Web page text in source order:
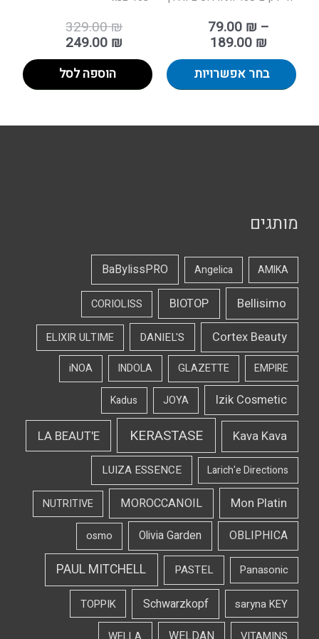
79.00 ₪ –
189.00 ₪
בחר אפשרויות
329.00₪
249.00 ₪
הוספה לסל
מותגים
AMIKA
Angelica
BaBylissPRO
Bellisimo
BIOTOP
CORIOLISS
Cortex Beauty
DANIEL'S
ELIXIR ULTIME
EMPIRE
GLAZETTE
INDOLA
iNOA
Izik Cosmetic
JOYA
Kadus
Kava Kava
KERASTASE
LA BEAUT'E
Larich'e Directions
LUIZA ESSENCE
Mon Platin
MOROCCANOIL
NUTRITIVE
OBLIPHICA
Olivia Garden
osmo
Panasonic
PASTEL
PAUL MITCHELL
saryna KEY
Schwarzkopf
TOPPIK